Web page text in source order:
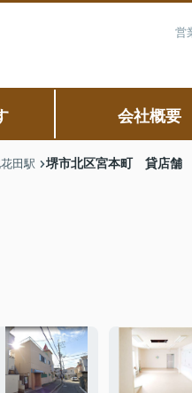
営
会社概要
田駅 堺市北区宮本町 貸店舗